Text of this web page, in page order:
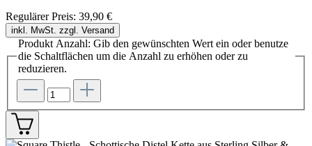
Regulärer Preis: 39,90 €
inkl. MwSt. zzgl. Versand
Produkt Anzahl: Gib den gewünschten Wert ein oder benutze
die Schaltflächen um die Anzahl zu erhöhen oder zu
reduzieren.